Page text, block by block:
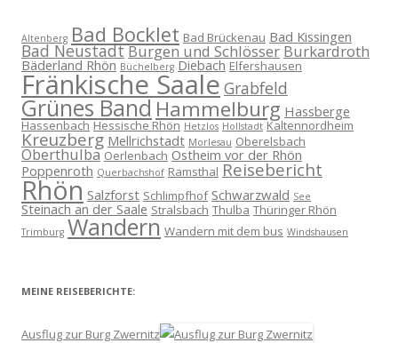
Altenberg Bad Bocklet Bad Brückenau Bad Kissingen
Bad NeustadtBurgen und Schlösser Burkardroth
Bäderland Rhön Büchelberg Diebach Elfershausen
Fränkische Saale Grabfeld
Grünes BandHammelburg Hassberge
Hassenbach Hessische Rhön Hetzlos Hollstadt Kaltennordheim
Kreuzberg Mellrichstadt Morlesau Oberelsbach
Oberthulba Oerlenbach Ostheim vor der Rhön
Poppenroth Querbachshof Ramsthal Reisebericht
Rhön Salzforst Schlimpfhof Schwarzwald See
Steinach an der Saale Stralsbach Thulba Thüringer Rhön
Trimburg Wandern Wandern mit dem bus Windshausen
MEINE REISEBERICHTE:
Ausflug zur Burg Zwernitz